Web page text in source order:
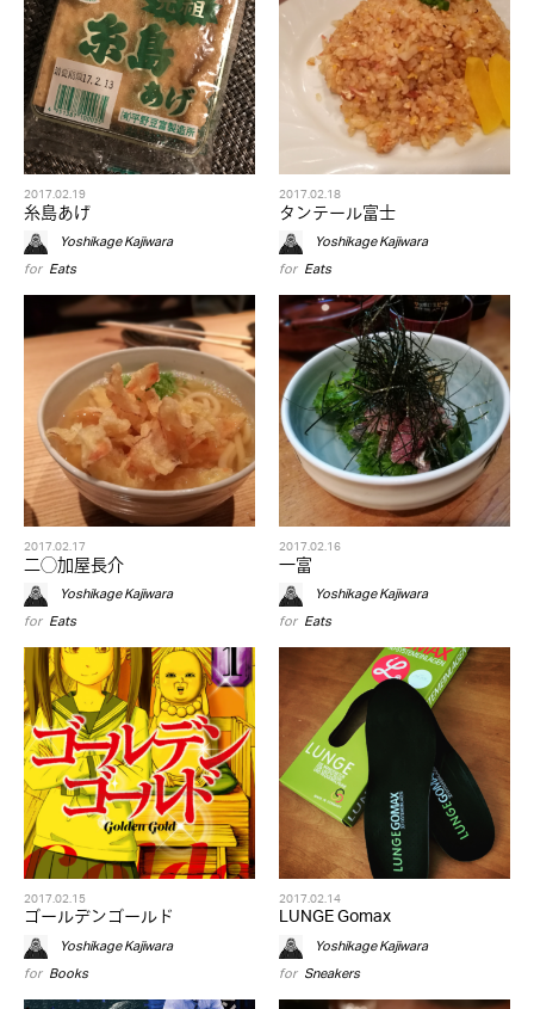
2017.02.19
糸島あげ
Yoshikage Kajiwara
for Eats
2017.02.18
タンテール富士
Yoshikage Kajiwara
for Eats
2017.02.17
二◯加屋長介
Yoshikage Kajiwara
for Eats
2017.02.16
一富
Yoshikage Kajiwara
for Eats
2017.02.15
ゴールデンゴールド
Yoshikage Kajiwara
for Books
2017.02.14
LUNGE Gomax
Yoshikage Kajiwara
for Sneakers